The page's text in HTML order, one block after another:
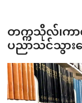
တက္ကသိုလ်၊က
ပညာသင်သွား